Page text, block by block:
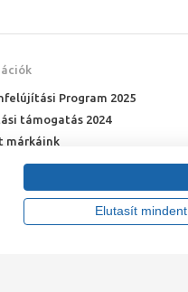
Program 2025
támogatás 2024
márkáink
Elutasít mindent